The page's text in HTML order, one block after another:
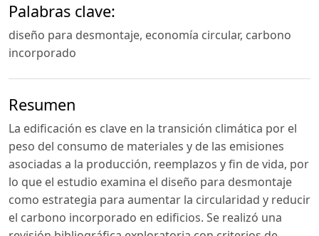
Palabras clave:
diseño para desmontaje, economía circular, carbono
incorporado
Resumen
La edificación es clave en la transición climática por el
peso del consumo de materiales y de las emisiones
asociadas a la producción, reemplazos y fin de vida, por
lo que el estudio examina el diseño para desmontaje
como estrategia para aumentar la circularidad y reducir
el carbono incorporado en edificios. Se realizó una